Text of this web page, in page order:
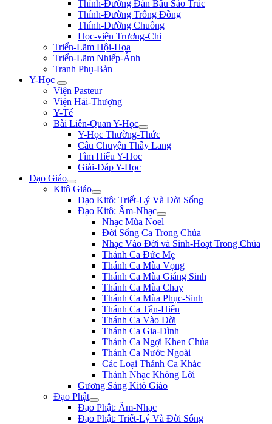
Thính-Đường Đàn Bầu Sáo Trúc
Thính-Đường Trống Đồng
Thính-Đường Chuông
Học-viện Trương-Chi
Triển-Lãm Hội-Họa
Triển-Lãm Nhiếp-Ảnh
Tranh Phụ-Bản
Y-Học
Viện Pasteur
Viện Hải-Thượng
Y-Tế
Bài Liên-Quan Y-Học
Y-Học Thường-Thức
Câu Chuyện Thầy Lang
Tìm Hiểu Y-Hoc
Giải-Đáp Y-Học
Đạo Giáo
Kitô Giáo
Đạo Kitô: Triết-Lý Và Đời Sống
Đạo Kitô: Âm-Nhạc
Nhạc Mùa Noel
Đời Sống Ca Trong Chúa
Nhạc Vào Đời và Sinh-Hoạt Trong Chúa
Thánh Ca Đức Mẹ
Thánh Ca Mùa Vọng
Thánh Ca Mùa Giáng Sinh
Thánh Ca Mùa Chay
Thánh Ca Mùa Phục-Sinh
Thánh Ca Tận-Hiến
Thánh Ca Vào Đời
Thánh Ca Gia-Đình
Thánh Ca Ngợi Khen Chúa
Thánh Ca Nước Ngoài
Các Loại Thánh Ca Khác
Thánh Nhạc Không Lời
Gương Sáng Kitô Giáo
Đạo Phật
Đạo Phật: Âm-Nhạc
Đạo Phật: Triết-Lý Và Đời Sống